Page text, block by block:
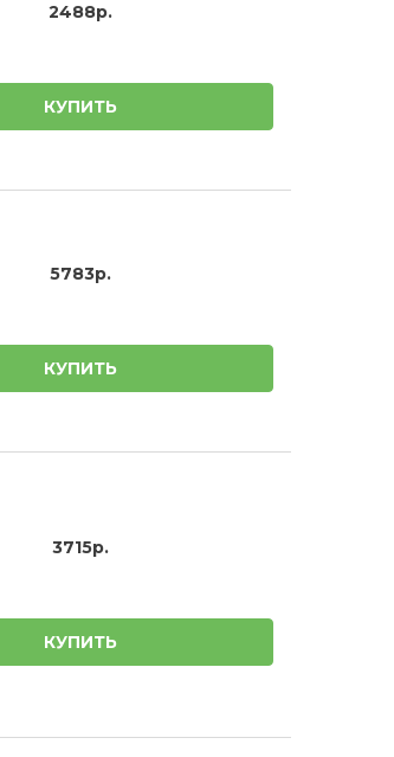
2488р.
КУПИТЬ
5783р.
КУПИТЬ
3715р.
КУПИТЬ